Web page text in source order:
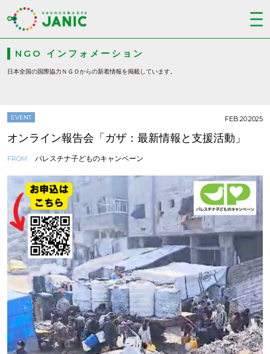
NGO インフォメーション
日本全国の国際協力ＮＧＯからの新着情報を掲載しています。
EVENT
オンライン報告会「ガザ：最新情報と支援活動」
FROM パレスチナ子どものキャンペーン
FEB.20.2025